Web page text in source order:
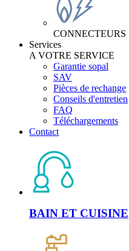
CONNECTEURS
Services
A VOTRE SERVICE
Garantie sopal
SAV
Pièces de rechange
Conseils d'entretien
FAQ
Téléchargements
Contact
BAIN ET CUISINE